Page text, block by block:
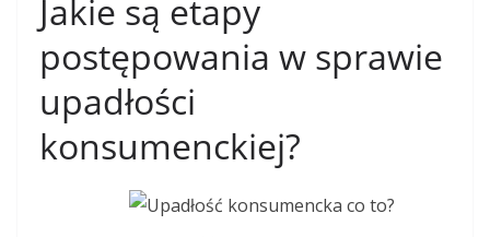
Jakie są etapy
postępowania w sprawie
upadłości
konsumenckiej?